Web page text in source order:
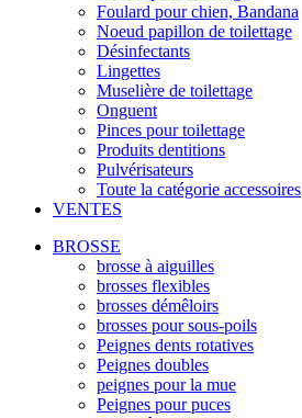
Foulard pour chien, Bandana
Noeud papillon de toilettage
Désinfectants
Lingettes
Muselière de toilettage
Onguent
Pinces pour toilettage
Produits dentitions
Pulvérisateurs
Toute la catégorie accessoires
VENTES
BROSSE
brosse à aiguilles
brosses flexibles
brosses démêloirs
brosses pour sous-poils
Peignes dents rotatives
Peignes doubles
peignes pour la mue
Peignes pour puces